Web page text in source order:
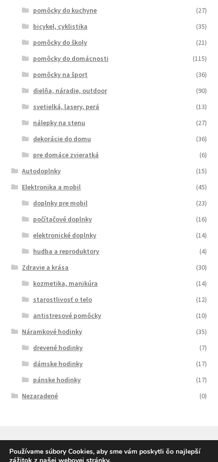
pomôcky do kuchyne
(27)
bicykel, cyklistika
(35)
pomôcky do školy
(21)
pomôcky do domácnosti
(115)
pomôcky na šport
(36)
dielňa, náradie, outdoor
(90)
svetielká, lasery, perá
(13)
nálepky na stenu
(27)
dekorácie do domu
(36)
pre domáce zvieratká
(6)
Autodoplnky
(15)
Elektronika a mobil
(45)
doplnky pre mobil
(23)
počítačové doplnky
(16)
elektronické doplnky
(14)
hudba a reproduktory
(4)
Zdravie a krása
(30)
kozmetika, manikúra
(14)
starostlivosť o telo
(12)
antistresové pomôcky
(10)
Náramkové hodinky
(35)
drevené hodinky
(7)
dámske hodinky
(17)
pánske hodinky
(17)
Nezaradené
(0)
Používame súbory Cookies, aby sme vám poskytli čo najlepší